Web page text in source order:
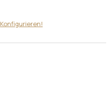
Konfigurieren!